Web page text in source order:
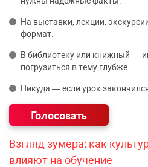
На выставки, лекции,
формат.
В библиотеку или книжный —
погрузиться в тему глубже.
Никуда — если урок
Взгляд зумера: как
влияют на обучение